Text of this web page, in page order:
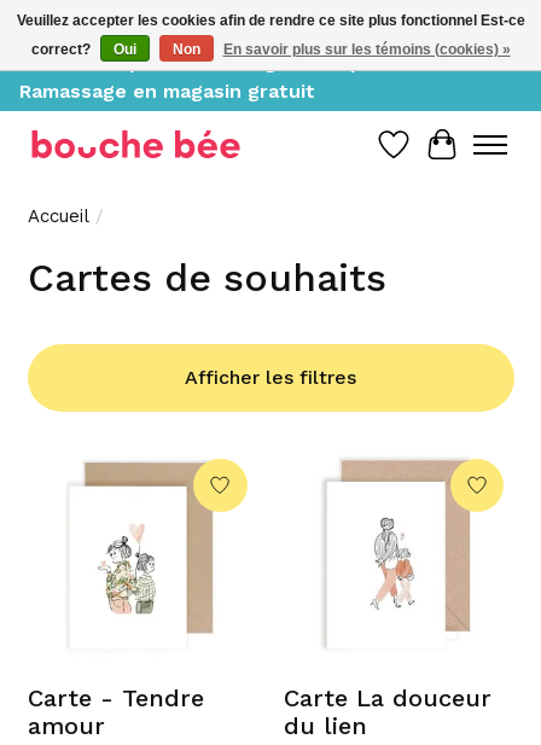
Livraison à partir de 10$, gratuite pour 150$ et +;
Ramassage en magasin gratuit
Liste de
Panier
Accueil /
Cartes de souhaits
Afficher les filtres
Carte - Tendre
amour
Carte La douceur
du lien
Veuillez accepter les cookies afin de rendre ce site plus fonctionnel Est-ce
correct?
Oui Non En savoir plus sur les témoins (cookies) »